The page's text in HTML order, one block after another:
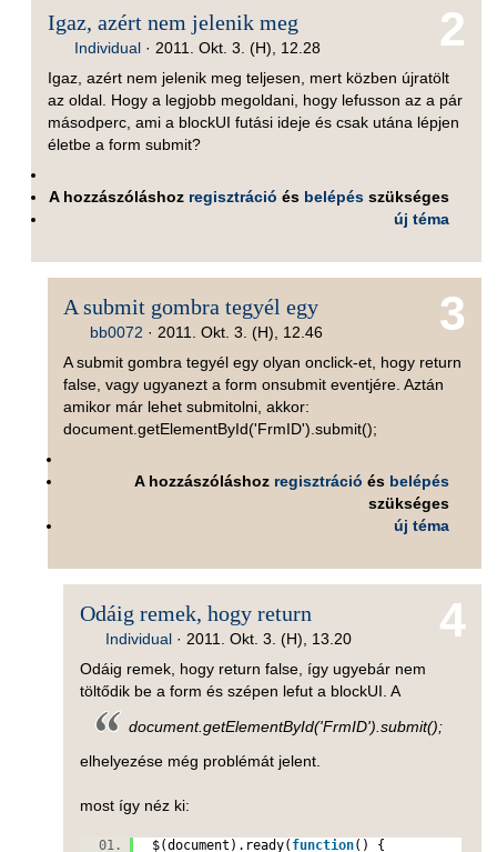
2
Igaz, azért nem jelenik meg
Individual· 2011. Okt. 3. (H), 12.28
Igaz, azért nem jelenik meg teljesen, mert közben újratölt
az oldal. Hogy a legjobb megoldani, hogy lefusson az a pár
másodperc, ami a blockUI futási ideje és csak utána lépjen
életbe a form submit?
A hozzászóláshoz regisztráció és belépés szükséges
új téma
3
A submit gombra tegyél egy
bb0072 · 2011. Okt. 3. (H), 12.46
A submit gombra tegyél egy olyan onclick-et, hogy return
false, vagy ugyanezt a form onsubmit eventjére. Aztán
amikor már lehet submitolni, akkor:
document.getElementById('FrmID').submit();
A hozzászóláshoz regisztráció és belépés
szükséges
új téma
4
Odáig remek, hogy return
Individual · 2011. Okt. 3. (H), 13.20
Odáig remek, hogy return false, így ugyebár nem
töltődik be a form és szépen lefut a blockUI. A
document.getElementById('FrmID').submit();
elhelyezése még problémát jelent.
most így néz ki:
$(document).ready( function() {